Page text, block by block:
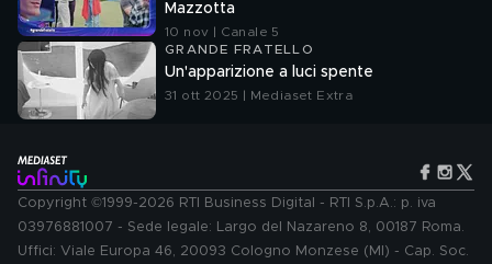
Mazzotta
10 nov | Canale 5
GRANDE FRATELLO
Un'apparizione a luci spente
31 ott 2025 | Mediaset Extra
Copyright ©1999-2026 RTI Business Digital - RTI S.p.A.: p. iva
03976881007 - Sede legale: Largo del Nazareno 8, 00187 Roma.
Uffici: Viale Europa 46, 20093 Cologno Monzese (MI) - Cap. Soc.